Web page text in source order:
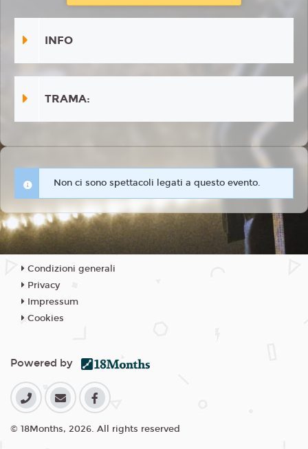
INFO
TRAMA:
Non ci sono spettacoli legati a questo evento.
Condizioni generali
Privacy
Impressum
Cookies
Powered by
© 18Months, 2026. All rights reserved